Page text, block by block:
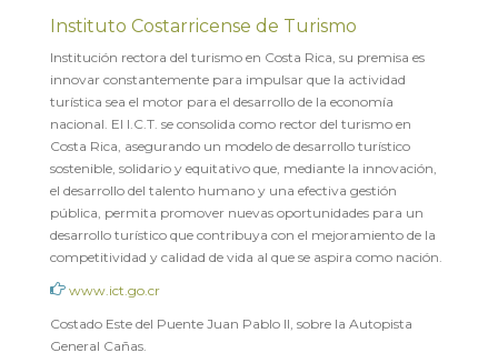
Instituto Costarricense de Turismo
Institución rectora del turismo en Costa Rica, su premisa es
innovar constantemente para impulsar que la actividad
turística sea el motor para el desarrollo de la economía
nacional. El I.C.T. se consolida como rector del turismo en
Costa Rica, asegurando un modelo de desarrollo turístico
sostenible, solidario y equitativo que, mediante la innovación,
el desarrollo del talento humano y una efectiva gestión
pública, permita promover nuevas oportunidades para un
desarrollo turístico que contribuya con el mejoramiento de la
competitividad y calidad de vida al que se aspira como nación.
www.ict.go.cr
Costado Este del Puente Juan Pablo II, sobre la Autopista
General Cañas.